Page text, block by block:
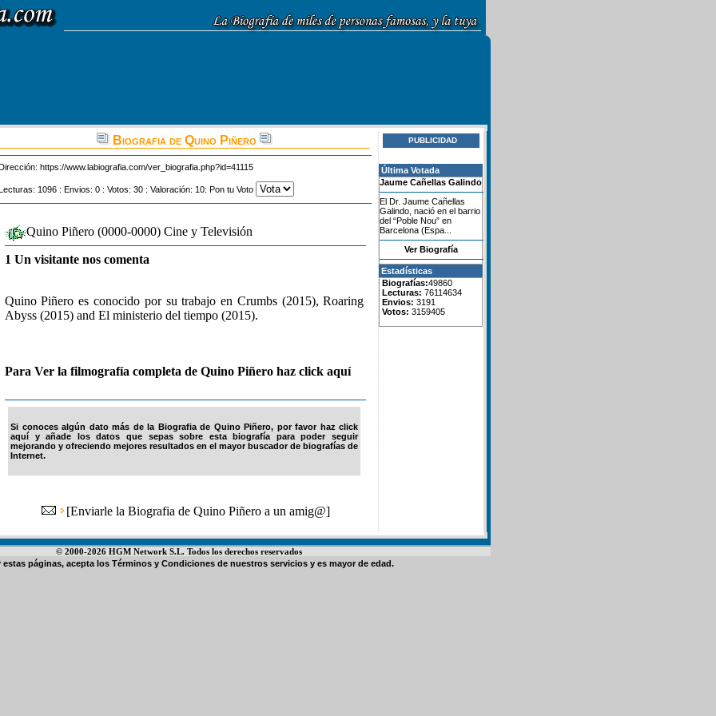
Biografia de Quino Piñero
https://www.labiografia.com/ver_biografia.php?id=41115
1096 : Envios: 0 : Votos: 30 : Valoración: 10: Pon tu Voto
Quino Piñero (0000-0000) Cine y Televisión
1 Un visitante nos comenta
Quino Piñero es conocido por su trabajo en Crumbs (2015), Roaring
Abyss (2015) and El ministerio del tiempo (2015).
Para Ver la filmografía completa de Quino Piñero haz click aquí
Si conoces algún dato más de la Biografia de Quino Piñero, por favor haz click
aquí y añade los datos que sepas sobre esta biografía para poder seguir
mejorando y ofreciendo mejores resultados en el mayor buscador de biografías de
Internet.
[Enviarle la Biografia de Quino Piñero a un amig@]
PUBLICIDAD
Última Votada
Jaume Cañellas Galindo
El Dr. Jaume Cañellas
Galindo, nació en el barrio
del “Poble Nou” en
Barcelona (Espa...
Ver Biografía
Estadísticas
Biografías:49860
Lecturas: 76114634
Envios: 3191
Votos: 3159405
© 2000-2026 HGM Network S.L. Todos los derechos reservados
estas páginas, acepta los Términos y Condiciones de nuestros servicios y es mayor de edad.